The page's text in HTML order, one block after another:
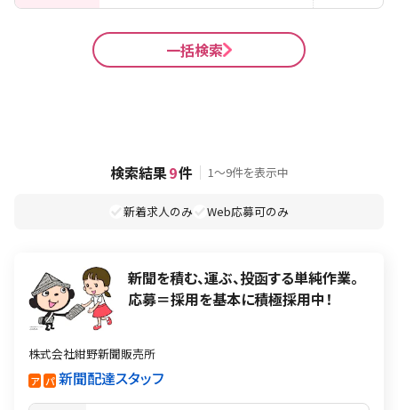
一括検索
検索結果9件 1〜9件を表示中
新着求人のみ Web応募可のみ
新聞を積む、運ぶ、投函する単純作業。
応募＝採用を基本に積極採用中！
株式会社紺野新聞販売所
ア パ 新聞配達スタッフ